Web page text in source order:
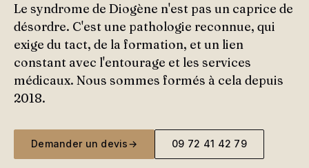
Le syndrome de Diogène n'est pas un caprice de
désordre. C'est une pathologie reconnue, qui
exige du tact, de la formation, et un lien
constant avec l'entourage et les services
médicaux. Nous sommes formés à cela depuis
2018.
Demander un devis→ 09 72 41 42 79